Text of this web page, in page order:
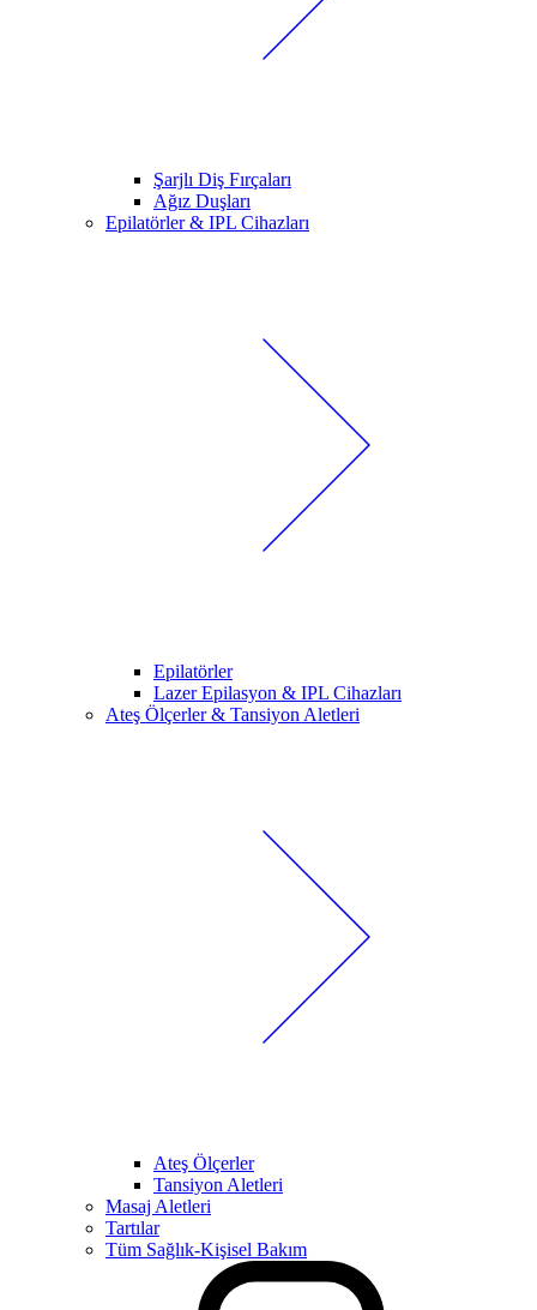
Şarjlı Diş Fırçaları
Ağız Duşları
Epilatörler & IPL Cihazları
Epilatörler
Lazer Epilasyon & IPL Cihazları
Ateş Ölçerler & Tansiyon Aletleri
Ateş Ölçerler
Tansiyon Aletleri
Masaj Aletleri
Tartılar
Tüm Sağlık-Kişisel Bakım